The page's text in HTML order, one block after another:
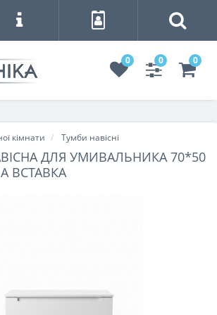
0 0 0
кімнати Тумби навісні
ДЛЯ УМИВАЛЬНИКА 70*50
ВСТАВКА